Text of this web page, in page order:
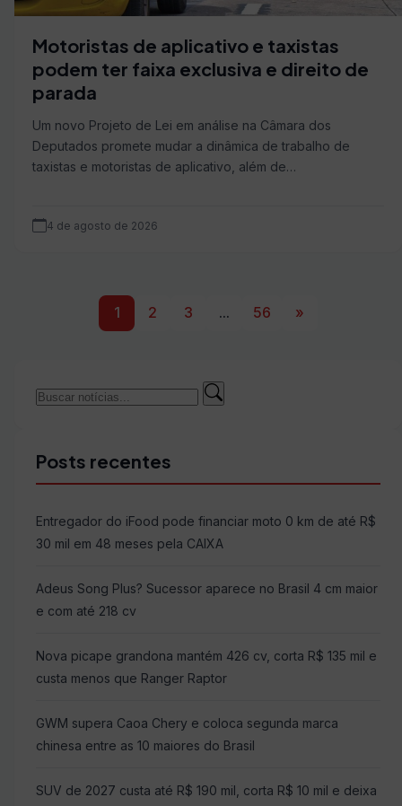
Motoristas de aplicativo e taxistas
podem ter faixa exclusiva e direito de
parada
Um novo Projeto de Lei em análise na Câmara dos
Deputados promete mudar a dinâmica de trabalho de
taxistas e motoristas de aplicativo, além de…
4 de agosto de 2026
1 2 3 ... 56 »
Buscar
Buscar
Posts recentes
Entregador do iFood pode financiar moto 0 km de até R$
30 mil em 48 meses pela CAIXA
Adeus Song Plus? Sucessor aparece no Brasil 4 cm maior
e com até 218 cv
Nova picape grandona mantém 426 cv, corta R$ 135 mil e
custa menos que Ranger Raptor
GWM supera Caoa Chery e coloca segunda marca
chinesa entre as 10 maiores do Brasil
SUV de 2027 custa até R$ 190 mil, corta R$ 10 mil e deixa